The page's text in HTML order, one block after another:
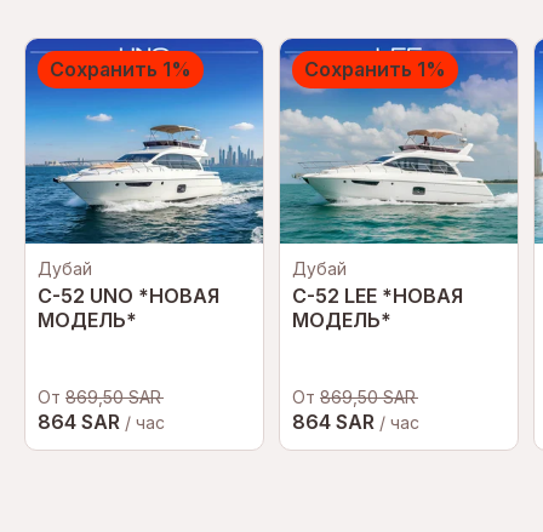
Дубай
C-52 UNO *НОВАЯ
МОДЕЛЬ*
От 869,50 SAR
864 SAR / час
Сохранить 1%
Дубай
C-52 LEE *НОВАЯ
МОДЕЛЬ*
От 869,50 SAR
864 SAR / час
Сохранить 1%